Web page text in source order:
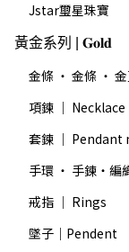
Jstar璽星珠寶
黃金系列 | 𝐆𝐨𝐥𝐝
金條 ・ 金條 ・
項鍊 ｜ Necklace
套鍊 ｜ Pendant
手環 ・ 手鍊・編
戒指 ｜ Rings
墜子｜Pendent